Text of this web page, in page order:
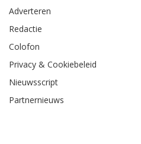
Adverteren
Redactie
Colofon
Privacy & Cookiebeleid
Nieuwsscript
Partnernieuws